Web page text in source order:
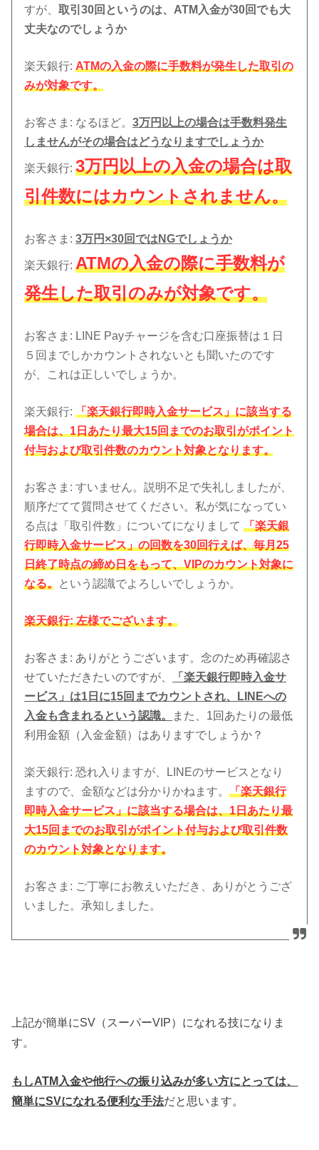
すが、取引30回というのは、ATM入金が30回でも大
丈夫なのでしょうか
楽天銀行: ATMの入金の際に手数料が発生した取引の
みが対象です。
お客さま : なるほど。3万円以上の場合は手数料発生
しませんがその場合はどうなりますでしょうか
楽天銀行:3万円以上の入金の場合は取
引件数にはカウントされません。
お客さま :3万円×30回ではNGでしょうか
楽天銀行:ATMの入金の際に手数料が
発生した取引のみが対象です。
お客さま : LINE Payチャージを含む口座振替は１日
５回までしかカウントされないとも聞いたのです
が、これは正しいでしょうか。
楽天銀行:
「楽天銀行即時入金サービス」に該当する
場合は、1日あたり最大15回までのお取引がポイント
付与および取引件数のカウント対象となります。
お客さま : すいません。説明不足で失礼しましたが、
順序だてて質問させてください。私が気になってい
る点は「取引件数」についてになりまして「楽天銀
行即時入金サービス」の回数を30回行えば、毎月25
日終了時点の締め日をもって、VIPのカウント対象に
なる。 という認識でよろしいでしょうか。
楽天銀行: 左様でございます。
お客さま : ありがとうございます。念のため再確認さ
せていただきたいのですが、
「楽天銀行即時入金サ
ービス」は1日に15回までカウントされ、LINEへの
入金も含まれるという認識。
また、1回あたりの最低
利用金額（入金金額）はありますでしょうか？
楽天銀行: 恐れ入りますが、LINEのサービスとなり
ますので、金額などは分かりかねます。「楽天銀行
即時入金サービス」に該当する場合は、1日あたり最
大15回までのお取引がポイント付与および取引件数
のカウント対象となります。
お客さま : ご丁寧にお教えいただき、ありがとうござ
いました。承知しました。
上記が簡単にSV（スーパーVIP）になれる技になりま
す。
もしATM入金や他行への振り込みが多い方にとっては、
簡単にSVになれる便利な手法だと思います。